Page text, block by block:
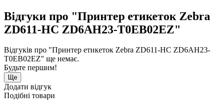
Відгуки про "Принтер етикеток Zebra
ZD611-HC ZD6AH23-T0EB02EZ"
Відгуків про "Принтер етикеток Zebra ZD611-HC ZD6AH23-
T0EB02EZ" ще немає.
Будьте першим!
Ще
Додати відгук
Подібні товари